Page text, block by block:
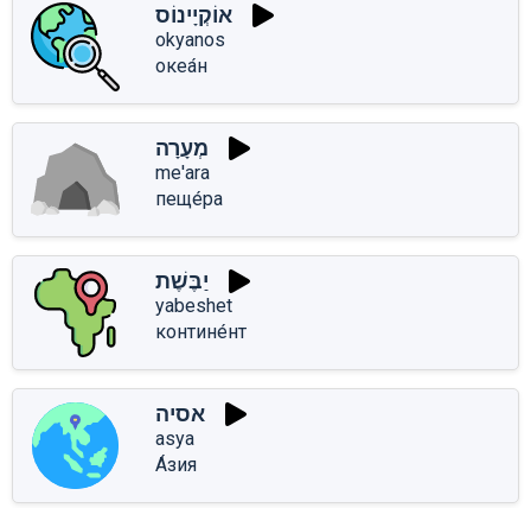
אוֹקְיָינוֹס
okyanos
океа́н
מְעָרָה
me'ara
пеще́ра
יַבֶּשֶׁת
yabeshet
контине́нт
אסיה
asya
А́зия